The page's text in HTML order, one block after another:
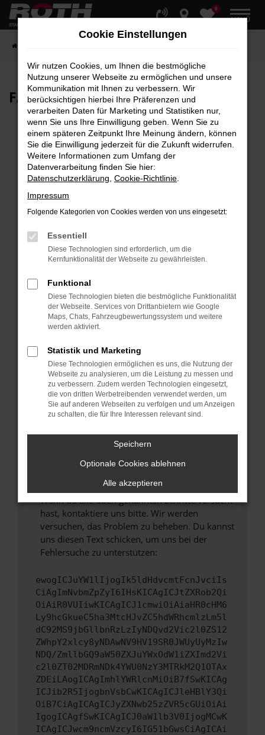
Zum
Hauptinhalt
0
MENÜ
FAHRZEUG-SHOWROOM
Fehler: Network Error
Beim Laden ist ein Fehler aufgetreten.
Hier sind ein paar Tipps, die dir helfen können:
Überprüfe deine Firewall und deine
Laden andere Webseiten, zum Beispiel deine
Suchmaschine?
Prüfe deine Browsererweiterungen.
Manche Erweiterungen, wie Werbeblocker,
können das Laden bestimmter Seiten
verhindern. Funktioniert die Seite in einem
anderen Browser oder in einem privaten
Fenster?
Starte dein Gerät neu.
Das kann manchmal helfen, vorübergehende
Probleme zu beheben.
Stelle sicher, dass dein Browser und dein
Betriebssystem auf dem neuesten Stand
sind.
Sicherheitsrisiko, sondern kann auch dazu
unterstützt werden.
Wende dich an den Webseitenbetreiber.
Wenn du alle oben genannten Schritte versucht
hast, kontaktiere uns bitte. Wir werden
versuchen, das Problem zu beheben. Du kannst
uns diesen Text schicken, um uns bei der
Fehlersuche zu unterstützen:
ewogICJuYW1lIjogIk5ldHdvcmtFcnJvciIs
CiAgImNvbmZpZyI6IHsKICAgICJtZXRob2Qi
OiAiR0VUIiwKICAgICJ1cmwiOiAiaHR0cHM6
Ly9hcGkueC5ha3MtcHJvZC5hdWRhcmlzLm5l
dC92MS9jbGllbnRzLzIyNDQvd2Vic2l0ZS12
ZWhpY2xlcy8yNDAwNV9HV19SR0JWUyUyMzIw
NDQ/ZmllbGQ9aW50ZXJuYWxOdW1iZXImd2Vi
c2l0ZT02MDRmNDk4YWU0NzY3MTRkM2Q1OTAx
ZDEiLAogICAgImhlYWRlcnMiOiB7fSwKICAg
ICJib2R5IjogbnVsbCwKICAgICJleHBlY3Qi
OiB7CiAgICAgICJyZXNwb25zZVR5cGUiOiAi
IgogICAgfSwKICAgICJ0aW1lb3V0IjogMCwK
ICAgICJwcm9ncmVzcyI6IG51bGwsCiAgICAi
Cookie Einstellungen
Wir nutzen Cookies, um Ihnen die bestmögliche
Nutzung unserer Webseite zu ermöglichen und unsere
Kommunikation mit Ihnen zu verbessern. Wir
berücksichtigen hierbei Ihre Präferenzen und
verarbeiten Daten für Marketing und Statistiken nur,
wenn Sie uns Ihre Einwilligung geben. Wenn Sie zu
einem späteren Zeitpunkt Ihre Meinung ändern, können
Sie die Einwilligung jederzeit für die Zukunft widerrufen.
Weitere Informationen zum Umfang der
Datenverarbeitung finden Sie hier:
Datenschutzerklärung Cookie-Richtlinie
Impressum
Folgende Kategorien von Cookies werden von uns eingesetzt:
Essentiell
Diese Technologien sind erforderlich, um die
Kernfunktionalität der Webseite zu gewährleisten.
Funktional
Diese Technologien bieten die bestmögliche Funktionalität
der Webseite. Services von Drittanbietern wie Google
Maps, Chats, Fahrzeugbewertungssystem und weitere
werden aktiviert.
Statistik und Marketing
Diese Technologien ermöglichen es uns, die Nutzung der
Webseite zu analysieren, um die Leistung zu messen und
zu verbessern. Zudem werden Technologien eingesetzt,
die von dritten Werbetreibenden verwendet werden, um
Sie auf anderen Webseiten zu verfolgen und um Anzeigen
zu schalten, die für Ihre Interessen relevant sind.
Speichern
Optionale Cookies ablehnen
Alle akzeptieren